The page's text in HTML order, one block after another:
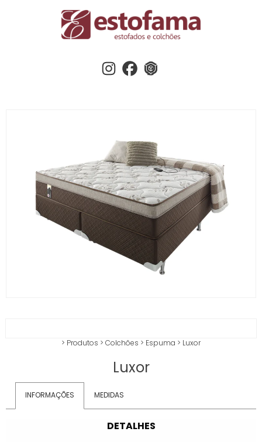
> Produtos > Colchões > Espuma > Luxor
Luxor
INFORMAÇÕES MEDIDAS
DETALHES